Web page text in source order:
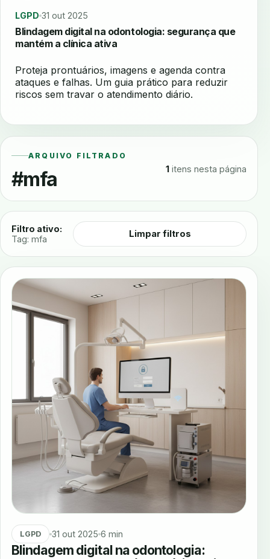
LGPD 31 out 2025
Blindagem digital na odontologia: segurança que
mantém a clínica ativa
Proteja prontuários, imagens e agenda contra
ataques e falhas. Um guia prático para reduzir
riscos sem travar o atendimento diário.
ARQUIVO FILTRADO
#mfa 1 itens nesta página
Filtro ativo:
Tag: mfa
Limpar filtros
LGPD 31 out 2025 6 min
Blindagem digital na odontologia: